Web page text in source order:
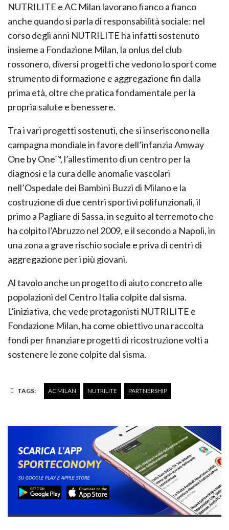
NUTRILITE e AC Milan lavorano fianco a fianco
anche quando si parla di responsabilità sociale: nel
corso degli anni NUTRILITE ha infatti sostenuto
insieme a Fondazione Milan, la onlus del club
rossonero, diversi progetti che vedono lo sport come
strumento di formazione e aggregazione fin dalla
prima età, oltre che pratica fondamentale per la
propria salute e benessere.
Tra i vari progetti sostenuti, che si inseriscono nella
campagna mondiale in favore dell’infanzia Amway
One by One™, l’allestimento di un centro per la
diagnosi e la cura delle anomalie vascolari
nell’Ospedale dei Bambini Buzzi di Milano e la
costruzione di due centri sportivi polifunzionali, il
primo a Pagliare di Sassa, in seguito al terremoto che
ha colpito l’Abruzzo nel 2009, e il secondo a Napoli, in
una zona a grave rischio sociale e priva di centri di
aggregazione per i più giovani.
Al tavolo anche un progetto di aiuto concreto alle
popolazioni del Centro Italia colpite dal sisma.
L’iniziativa, che vede protagonisti NUTRILITE e
Fondazione Milan, ha come obiettivo una raccolta
fondi per finanziare progetti di ricostruzione volti a
sostenere le zone colpite dal sisma.
TAGS: AC MILAN NUTRILITE PARTNERSHIP